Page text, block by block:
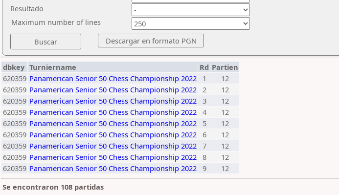
Resultado
Maximum number of lines
dbkey Turniername Rd Partien
620359 Panamerican Senior 50 Chess Championship 2022 1
12
620359 Panamerican Senior 50 Chess Championship 2022 2
12
620359 Panamerican Senior 50 Chess Championship 2022 3
12
620359 Panamerican Senior 50 Chess Championship 2022 4
12
620359 Panamerican Senior 50 Chess Championship 2022 5
12
620359 Panamerican Senior 50 Chess Championship 2022 6
12
620359 Panamerican Senior 50 Chess Championship 2022 7
12
620359 Panamerican Senior 50 Chess Championship 2022 8
12
620359 Panamerican Senior 50 Chess Championship 2022 9
12
Se encontraron 108 partidas